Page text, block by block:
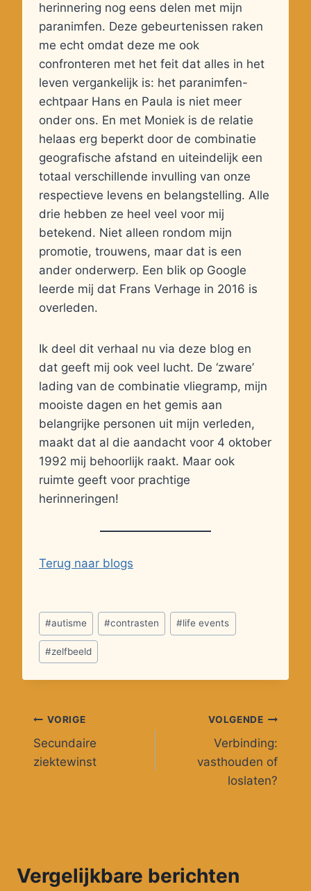
herinnering nog eens delen met mijn
paranimfen. Deze gebeurtenissen raken
me echt omdat deze me ook
confronteren met het feit dat alles in het
leven vergankelijk is: het paranimfen-
echtpaar Hans en Paula is niet meer
onder ons. En met Moniek is de relatie
helaas erg beperkt door de combinatie
geografische afstand en uiteindelijk een
totaal verschillende invulling van onze
respectieve levens en belangstelling. Alle
drie hebben ze heel veel voor mij
betekend. Niet alleen rondom mijn
promotie, trouwens, maar dat is een
ander onderwerp. Een blik op Google
leerde mij dat Frans Verhage in 2016 is
overleden.
Ik deel dit verhaal nu via deze blog en
dat geeft mij ook veel lucht. De ‘zware’
lading van de combinatie vliegramp, mijn
mooiste dagen en het gemis aan
belangrijke personen uit mijn verleden,
maakt dat al die aandacht voor 4 oktober
1992 mij behoorlijk raakt. Maar ook
ruimte geeft voor prachtige
herinneringen!
Terug naar blogs
Bericht
tags:
#autisme #contrasten #life events
#zelfbeeld
Bericht
navigatie
VORIGE
Secundaire
ziektewinst
VOLGENDE
Verbinding:
vasthouden of
loslaten?
Vergelijkbare berichten